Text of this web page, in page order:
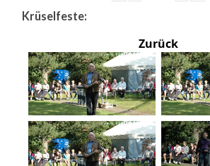
Krüselfeste:
Zurück